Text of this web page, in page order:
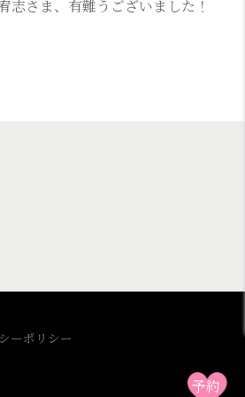
志さま、有難うございました！
ーポリシー